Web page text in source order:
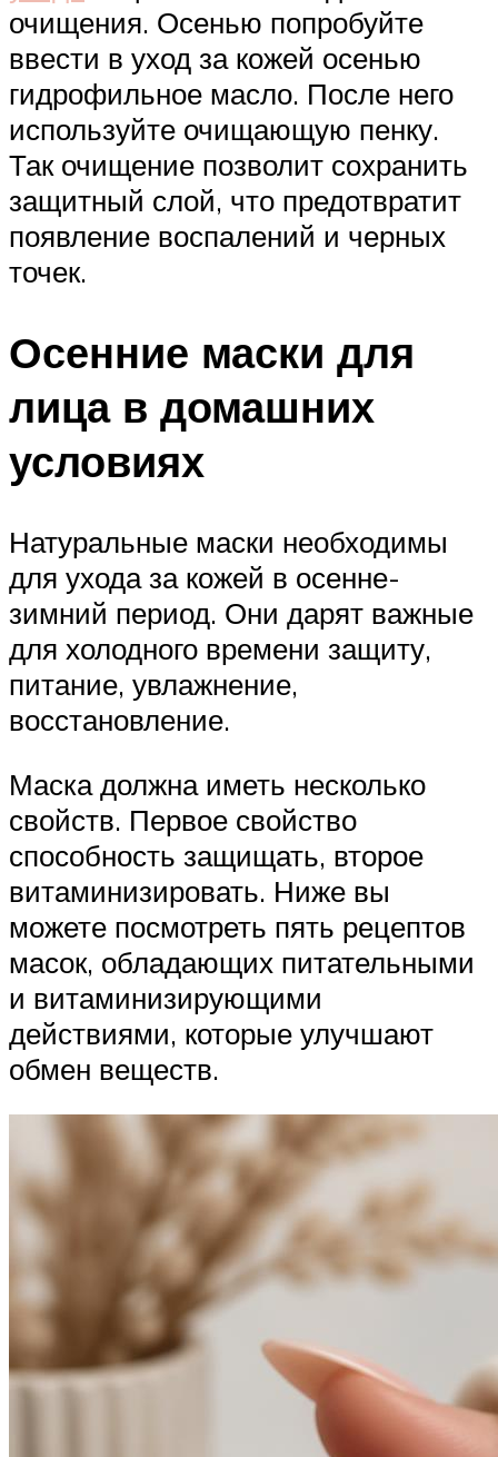
очищения. Осенью попробуйте
ввести в уход за кожей осенью
гидрофильное масло. После него
используйте очищающую пенку.
Так очищение позволит сохранить
защитный слой, что предотвратит
появление воспалений и черных
точек.
Осенние маски для
лица в домашних
условиях
Натуральные маски необходимы
для ухода за кожей в осенне-
зимний период. Они дарят важные
для холодного времени защиту,
питание, увлажнение,
восстановление.
Маска должна иметь несколько
свойств. Первое свойство
способность защищать, второе
витаминизировать. Ниже вы
можете посмотреть пять рецептов
масок, обладающих питательными
и витаминизирующими
действиями, которые улучшают
обмен веществ.